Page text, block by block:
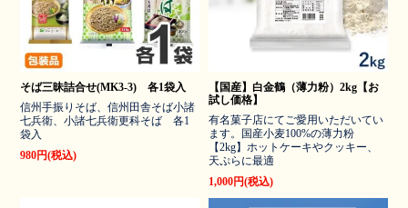
そば三昧詰合せ(MK3-3) 各1袋入
信州手振りそば、信州田舎そば小諸
七兵衛、小諸七兵衛更科そば 各1
袋入
980円(税込)
【国産】白金鶴（薄力粉）2kg【お
試し価格】
有名菓子店にてご愛用いただいてい
ます。国産小麦100%の薄力粉
【2kg】ホットケーキやクッキー、
天ぷらに最適
1,000円(税込)